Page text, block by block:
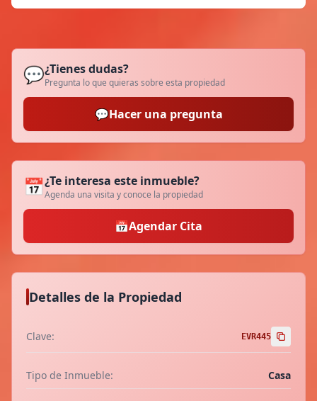
💬¿Tienes dudas?
Pregunta lo que quieras sobre esta propiedad
💬Hacer una pregunta
📅¿Te interesa este inmueble?
Agenda una visita y conoce la propiedad
📅Agendar Cita
Detalles de la Propiedad
Clave: EVR445
Tipo de Inmueble: Casa